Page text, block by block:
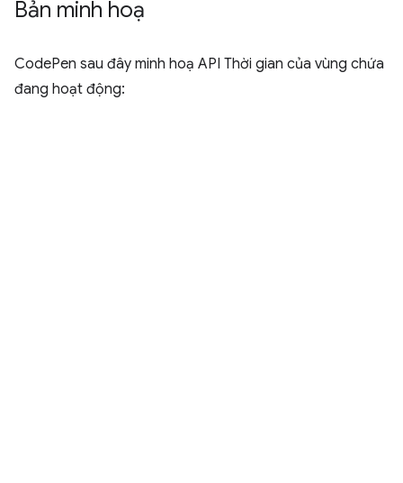
Bản minh hoạ
CodePen sau đây minh hoạ API Thời gian của vùng chứa
đang hoạt động: